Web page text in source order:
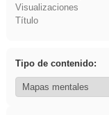
Visualizaciones
Título
Tipo de contenido: